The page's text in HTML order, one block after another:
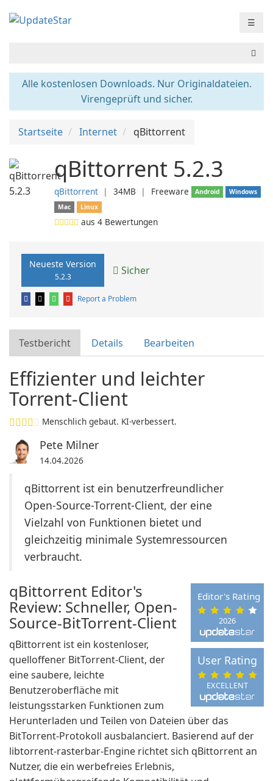
☰
Alle kostenlosen Downloads. Nur Originaldateien.
Virengeprüft und sicher.
Startseite Internet qBittorrent
qBittorrent 5.2.3
qBittorrent ❘ 34MB ❘ Freeware Android
Windows
Mac
Linux
aus 4 Bewertungen
Neueste Version
5.2.3 Sicher
Report a Problem
Testbericht Details Bearbeiten
Effizienter und leichter
Torrent-Client
Menschlich gebaut. KI-verbessert.
Pete Milner
14.04.2026
qBittorrent ist ein benutzerfreundlicher
Open-Source-Torrent-Client, der eine
Vielzahl von Funktionen bietet und
gleichzeitig minimale Systemressourcen
verbraucht.
2026
Editor's Rating
EXCELLENT
User Rating
qBittorrent Editor's
Review: Schneller, Open-
Source-BitTorrent-Client
qBittorrent ist ein kostenloser,
quelloffener BitTorrent-Client, der
eine saubere, leichte
Benutzeroberfläche mit
leistungsstarken Funktionen zum
Herunterladen und Teilen von Dateien über das
BitTorrent-Protokoll ausbalanciert. Basierend auf der
libtorrent-rasterbar-Engine richtet sich qBittorrent an
Nutzer, die ein werbefreies Erlebnis,